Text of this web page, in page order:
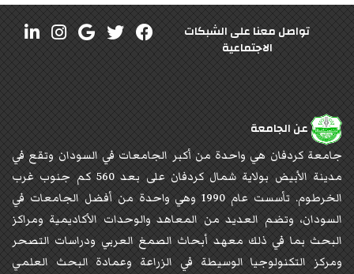
تواصل معنا على الشبكات
الاجتماعية
عن الجامعة
جامعة كردفان هي واحدة من أكبر الجامعات في السودان وتقع في
مدينة الأبيض بولاية شمال كردفان على بعد 560 كم جنوب غرب
الخرطوم. تأسست عام 1990 وهي واحدة من أفضل الجامعات في
السودان، وتضم العديد من المعاهد والوحدات الأكاديمية ومراكز
البحث بما في ذلك معهد أبحاث الصمغ العربي ودراسات التصحر
ومركز التكنولوجيا الوسيطة في الزراعة وعمادة البحث العلمي